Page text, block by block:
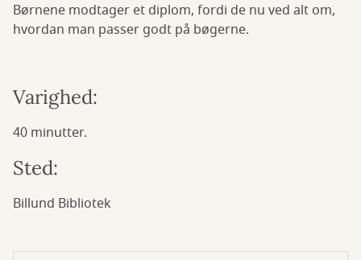
Børnene modtager et diplom, fordi de nu ved alt om,
hvordan man passer godt på bøgerne.
Varighed:
40 minutter.
Sted:
Billund Bibliotek